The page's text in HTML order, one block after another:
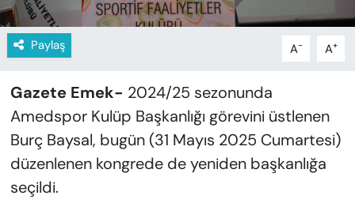
Paylaş A- A+
Gazete Emek- 2024/25 sezonunda
Amedspor Kulüp Başkanlığı görevini üstlenen
Burç Baysal, bugün (31 Mayıs 2025 Cumartesi)
düzenlenen kongrede de yeniden başkanlığa
seçildi.
KÜLTÜR-SANAT
MAGAZİN
ÖZEL HABER
YAZAR KÖŞESİ
SİYASET